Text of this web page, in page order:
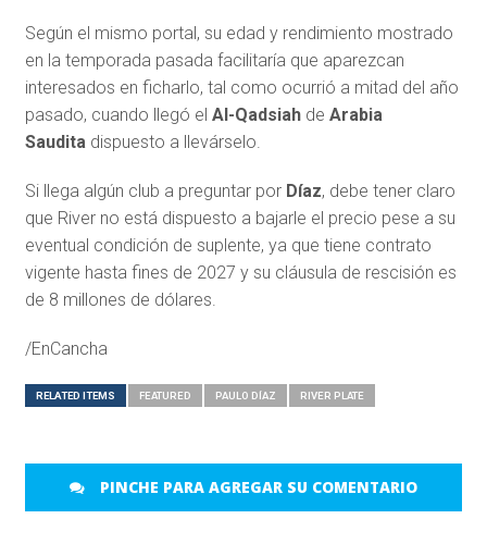
Según el mismo portal, su edad y rendimiento mostrado
en la temporada pasada facilitaría que aparezcan
interesados en ficharlo, tal como ocurrió a mitad del año
pasado, cuando llegó el Al-Qadsiahde Arabia
Saudita dispuesto a llevárselo.
Si llega algún club a preguntar por Díaz, debe tener claro
que River no está dispuesto a bajarle el precio pese a su
eventual condición de suplente, ya que tiene contrato
vigente hasta fines de 2027 y su cláusula de rescisión es
de 8 millones de dólares.
/EnCancha
RELATED ITEMS FEATURED PAULO DÍAZ RIVER PLATE
PINCHE PARA AGREGAR SU COMENTARIO